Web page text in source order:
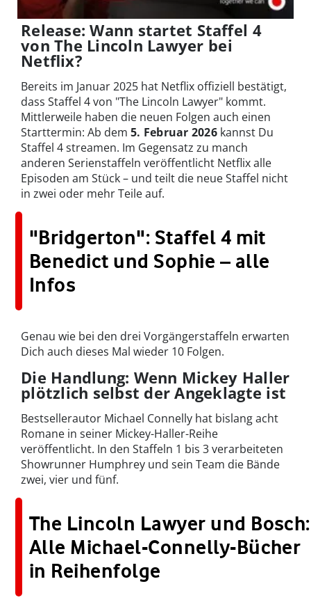
Release: Wann startet Staffel 4
von The Lincoln Lawyer bei
Netflix?
Bereits im Januar 2025 hat Netflix offiziell bestätigt,
dass Staffel 4 von "The Lincoln Lawyer" kommt.
Mittlerweile haben die neuen Folgen auch einen
Starttermin: Ab dem 5. Februar 2026kannst Du
Staffel 4 streamen. Im Gegensatz zu manch
anderen Serienstaffeln veröffentlicht Netflix alle
Episoden am Stück – und teilt die neue Staffel nicht
in zwei oder mehr Teile auf.
"Bridgerton": Staffel 4 mit
Benedict und Sophie – alle
Infos
Genau wie bei den drei Vorgängerstaffeln erwarten
Dich auch dieses Mal wieder 10 Folgen.
Die Handlung: Wenn Mickey Haller
plötzlich selbst der Angeklagte ist
Bestsellerautor Michael Connelly hat bislang acht
Romane in seiner Mickey-Haller-Reihe
veröffentlicht. In den Staffeln 1 bis 3 verarbeiteten
Showrunner Humphrey und sein Team die Bände
zwei, vier und fünf.
The Lincoln Lawyer und Bosch:
Alle Michael-Connelly-Bücher
in Reihenfolge